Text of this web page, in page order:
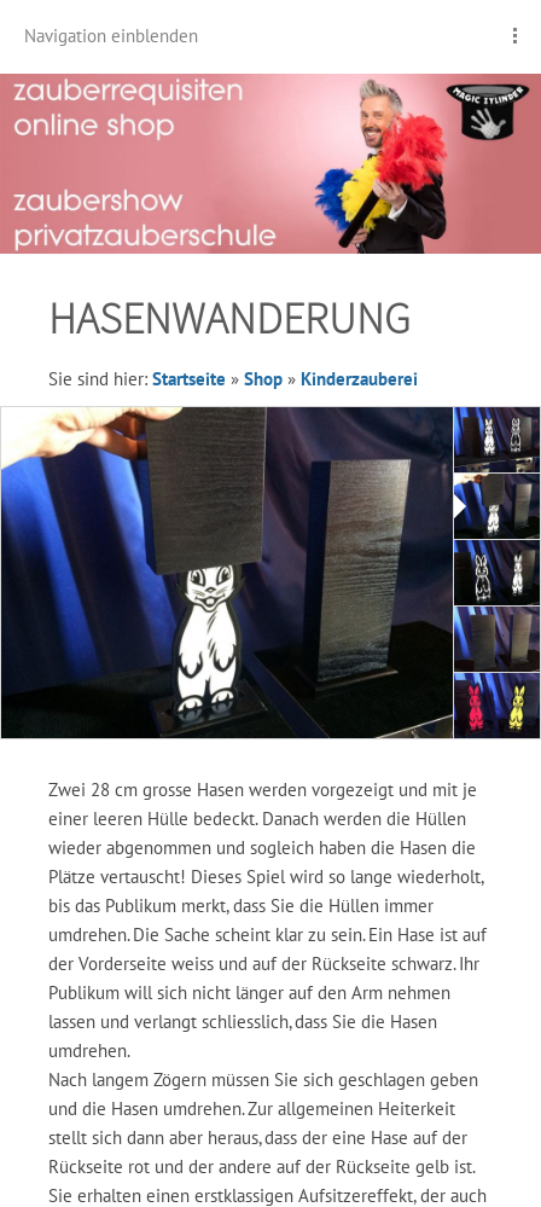
Navigation einblenden
HASENWANDERUNG
Sie sind hier: Startseite » Shop » Kinderzauberei
Zwei 28 cm grosse Hasen werden vorgezeigt und mit je
einer leeren Hülle bedeckt. Danach werden die Hüllen
wieder abgenommen und sogleich haben die Hasen die
Plätze vertauscht! Dieses Spiel wird so lange wiederholt,
bis das Publikum merkt, dass Sie die Hüllen immer
umdrehen. Die Sache scheint klar zu sein. Ein Hase ist auf
der Vorderseite weiss und auf der Rückseite schwarz. Ihr
Publikum will sich nicht länger auf den Arm nehmen
lassen und verlangt schliesslich, dass Sie die Hasen
umdrehen.
Nach langem Zögern müssen Sie sich geschlagen geben
und die Hasen umdrehen. Zur allgemeinen Heiterkeit
stellt sich dann aber heraus, dass der eine Hase auf der
Rückseite rot und der andere auf der Rückseite gelb ist.
Sie erhalten einen erstklassigen Aufsitzereffekt, der auch